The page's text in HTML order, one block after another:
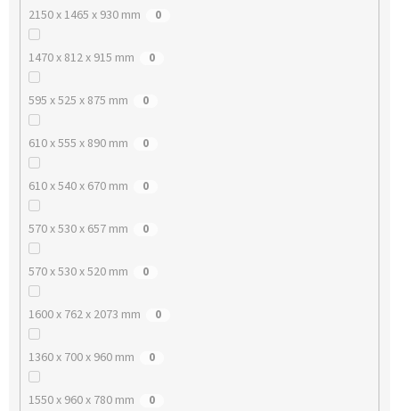
2150 x 1465 x 930 mm 0
1470 x 812 x 915 mm 0
595 x 525 x 875 mm 0
610 x 555 x 890 mm 0
610 x 540 x 670 mm 0
570 x 530 x 657 mm 0
570 x 530 x 520 mm 0
1600 x 762 x 2073 mm 0
1360 x 700 x 960 mm 0
1550 x 960 x 780 mm 0